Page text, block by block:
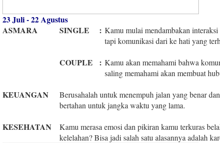
23 Juli - 22 Agustus
ASMARA
SINGLE : Kamu mulai mendambakan
tapi komunikasi dari ke hati yang
COUPLE : Kamu akan memahami bahwa
saling memahami akan membuat
KEUANGAN
Berusahalah untuk menempuh jalan yang benar
bertahan untuk jangka waktu yang lama.
KESEHATAN
Kamu merasa emosi dan pikiran kamu terkuras
kelelahan? Bisa jadi salah satu alasannya adalah